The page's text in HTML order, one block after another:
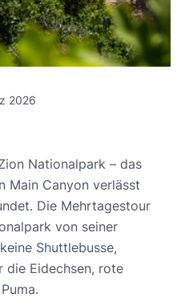
2026
Nationalpark – das
Main Canyon verlässt
Die Mehrtagestour
von seiner
Shuttlebusse,
die Eidechsen, rote